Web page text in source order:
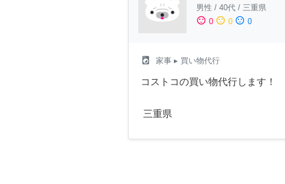
男性 / 40代 / 三重県
sentiment_satisfied 0 sentiment_neutral 0 sentiment_dissatisfied 0
local_laundry_service 家事 ▸ 買い物代行
コストコの買い物代行します！
三重県